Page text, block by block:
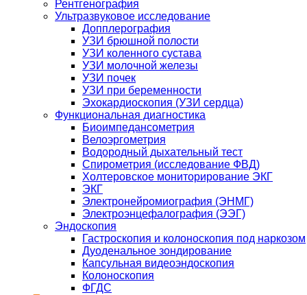
Рентгенография
Ультразвуковое исследование
Допплерография
УЗИ брюшной полости
УЗИ коленного сустава
УЗИ молочной железы
УЗИ почек
УЗИ при беременности
Эхокардиоскопия (УЗИ сердца)
Функциональная диагностика
Биоимпедансометрия
Велоэргометрия
Водородный дыхательный тест
Спирометрия (исследование ФВД)
Холтеровское мониторирование ЭКГ
ЭКГ
Электронейромиография (ЭНМГ)
Электроэнцефалография (ЭЭГ)
Эндоскопия
Гастроскопия и колоноскопия под наркозом
Дуоденальное зондирование
Капсульная видеоэндоскопия
Колоноскопия
ФГДС